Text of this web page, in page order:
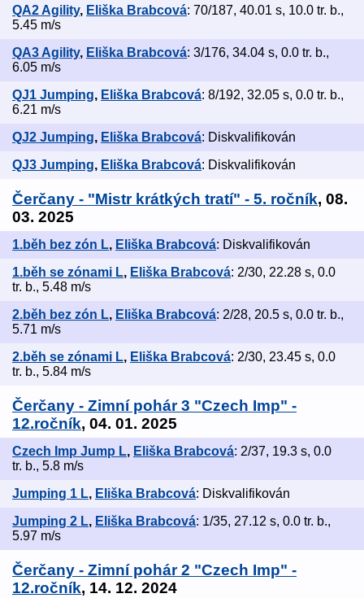
QA2 Agility, Eliška Brabcová: 70/187, 40.01 s, 10.0 tr. b.,
5.45 m/s
QA3 Agility, Eliška Brabcová: 3/176, 34.04 s, 0.0 tr. b.,
6.05 m/s
QJ1 Jumping, Eliška Brabcová: 8/192, 32.05 s, 0.0 tr. b.,
6.21 m/s
QJ2 Jumping, Eliška Brabcová: Diskvalifikován
QJ3 Jumping, Eliška Brabcová: Diskvalifikován
Čerčany - "Mistr krátkých tratí" - 5. ročník, 08.
03. 2025
1.běh bez zón L, Eliška Brabcová: Diskvalifikován
1.běh se zónami L, Eliška Brabcová: 2/30, 22.28 s, 0.0
tr. b., 5.48 m/s
2.běh bez zón L, Eliška Brabcová: 2/28, 20.5 s, 0.0 tr. b.,
5.71 m/s
2.běh se zónami L, Eliška Brabcová: 2/30, 23.45 s, 0.0
tr. b., 5.84 m/s
Čerčany - Zimní pohár 3 "Czech Imp" -
12.ročník, 04. 01. 2025
Czech Imp Jump L, Eliška Brabcová: 2/37, 19.3 s, 0.0
tr. b., 5.8 m/s
Jumping 1 L, Eliška Brabcová: Diskvalifikován
Jumping 2 L, Eliška Brabcová: 1/35, 27.12 s, 0.0 tr. b.,
5.97 m/s
Čerčany - Zimní pohár 2 "Czech Imp" -
12.ročník, 14. 12. 2024